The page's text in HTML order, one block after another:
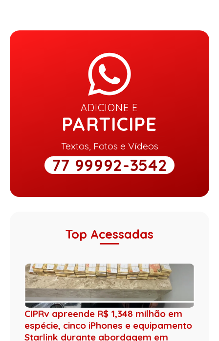
ADICIONE E
PARTICIPE
Textos, Fotos e Vídeos
77 99992-3542
Top Acessadas
CIPRv apreende R$ 1,348 milhão em
espécie, cinco iPhones e equipamento
Starlink durante abordagem em